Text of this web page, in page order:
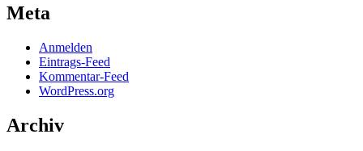
Meta
Anmelden
Eintrags-Feed
Kommentar-Feed
WordPress.org
Archiv